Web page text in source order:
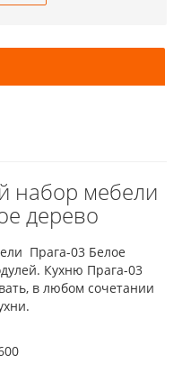
набор мебели
дерево
Прага-03 Белое
Кухню Прага-03
в любом сочетании